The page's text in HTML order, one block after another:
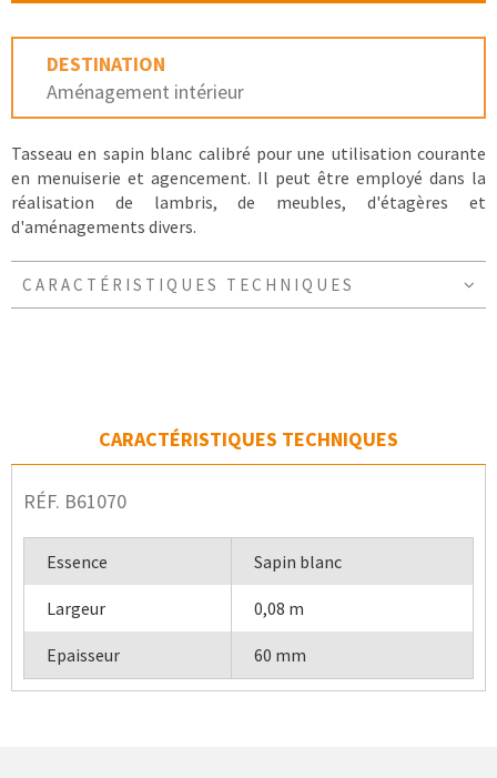
DESTINATION
Aménagement intérieur
Tasseau en sapin blanc calibré pour une utilisation courante
en menuiserie et agencement. Il peut être employé dans la
réalisation de lambris, de meubles, d'étagères et
d'aménagements divers.
CARACTÉRISTIQUES TECHNIQUES
CARACTÉRISTIQUES TECHNIQUES
RÉF. B61070
Essence Sapin blanc
Largeur 0,08 m
Epaisseur 60 mm